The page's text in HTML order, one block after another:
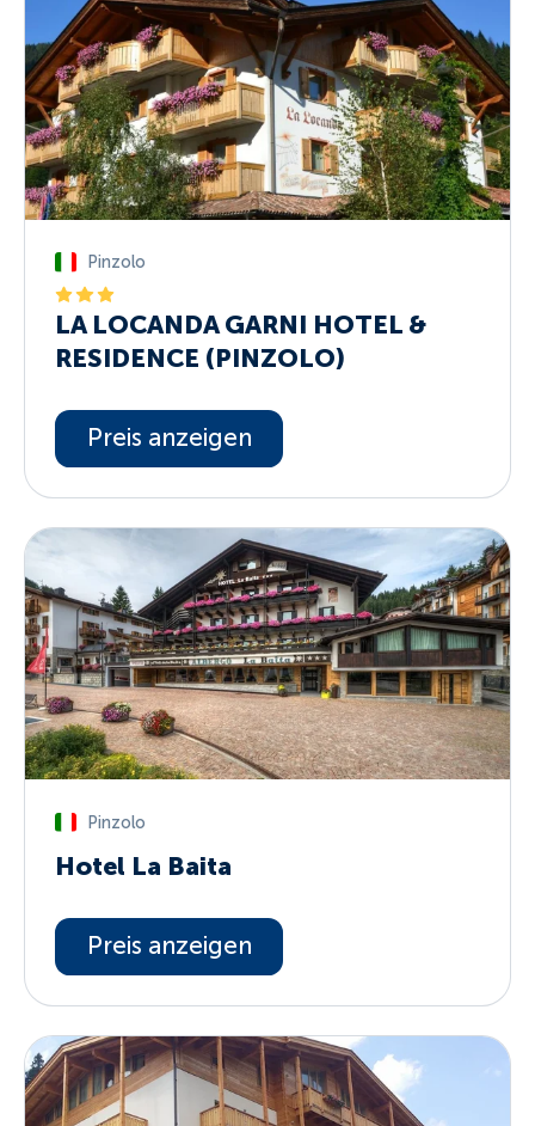
Pinzolo
LA LOCANDA GARNI HOTEL &
RESIDENCE (PINZOLO)
Preis anzeigen
Pinzolo
Hotel La Baita
Preis anzeigen